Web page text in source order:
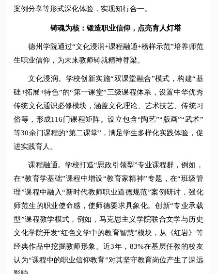
案例分享等形式深化体验，实现知行合一。
铸魂为核：锻造职业信仰，点亮育人灯塔
德州学院通过“文化浸润+课程融通+榜样示范”培养师范
生职业信仰，为未来教师铸就精神脊梁。
文化浸润。学校创新实施“双课堂融合”模式，构建“基
础+拓展+特色”的“第一课堂”三级课程体系，设置中华优秀
传统文化通识必修模块，涵盖文化理论、艺术技艺、传统习
俗等，形成116门课程矩阵。设立包含“陶艺”“版画”“武术”
等30余门课程的“第二课堂”，满足学生多样化实践体验，促
进实践育人。
课程融通。学校打造“思政引领型”专业课程群，例如，
在“教育学基础”课程中增设“教育家精神”专题，在“班级管
理”课程中融入“新时代教师职业道德规范”案例研讨，强化
师范生的职业使命感，使师德要求具象化。创新“专业承载
型”课程教学模式，例如，马克思主义学院联合文学与历史
文化学院开发“红色文学中的教育智慧”模块，从《红岩》等
经典作品中挖掘教师形象。近3年，83%在基层任教的校友
认为“课程中的职业信仰教育”对其坚守教育岗位产生了深远